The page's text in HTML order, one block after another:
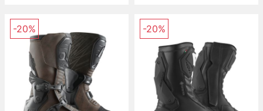
-20% -20%